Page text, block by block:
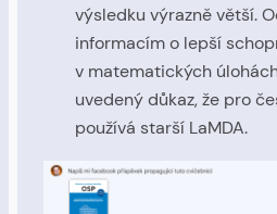
výsledku výrazně větší.
informacím o lepší
v matematických
uvedený důkaz, že pro
používá starší LaMDA.